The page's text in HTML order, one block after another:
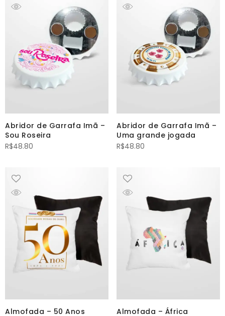
Abridor de Garrafa Imã –
Sou Roseira
R$48.80
Abridor de Garrafa Imã –
Uma grande jogada
R$48.80
Almofada – 50 Anos
Almofada – África